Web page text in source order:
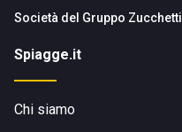
Società del Gruppo Zucchetti
Spiagge.it
Chi siamo